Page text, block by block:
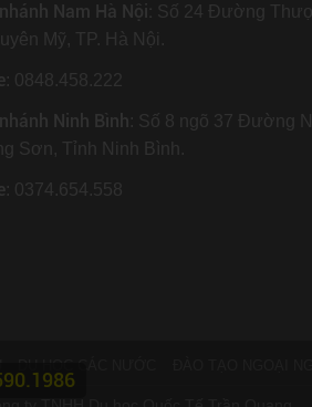
Nam Hà Nội: Số 24 Đường
Mỹ, TP. Hà Nội.
: 0848.458.222
Ninh Bình: Số 8 ngõ 37 Đường
Sơn, Tỉnh Ninh Bình.
: 0374.654.558